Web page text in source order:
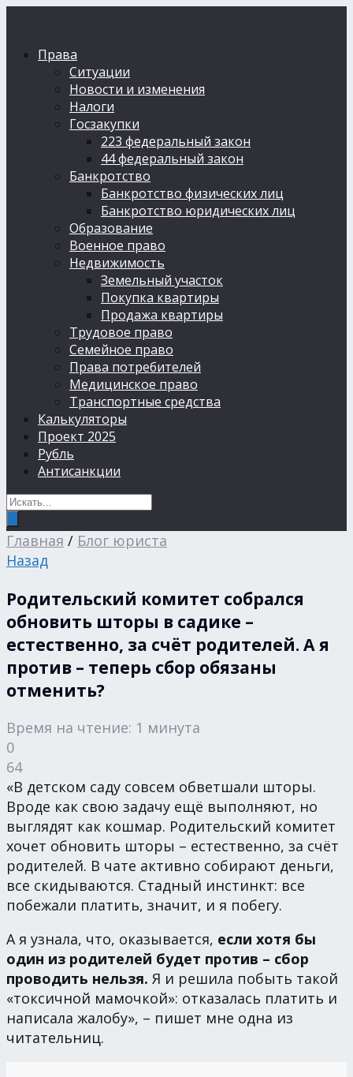
Права
Ситуации
Новости и изменения
Налоги
Госзакупки
223 федеральный закон
44 федеральный закон
Банкротство
Банкротство физических лиц
Банкротство юридических лиц
Образование
Военное право
Недвижимость
Земельный участок
Покупка квартиры
Продажа квартиры
Трудовое право
Семейное право
Права потребителей
Медицинское право
Транспортные средства
Калькуляторы
Проект 2025
Рубль
Антисанкции
Главная / Блог юриста
Назад
Родительский комитет собрался
обновить шторы в садике –
естественно, за счёт родителей. А я
против – теперь сбор обязаны
отменить?
Время на чтение: 1 минута
0
64
«В детском саду совсем обветшали шторы.
Вроде как свою задачу ещё выполняют, но
выглядят как кошмар. Родительский комитет
хочет обновить шторы – естественно, за счёт
родителей. В чате активно собирают деньги,
все скидываются. Стадный инстинкт: все
побежали платить, значит, и я побегу.
А я узнала, что, оказывается, если хотя бы
один из родителей будет против – сбор
проводить нельзя. Я и решила побыть такой
«токсичной мамочкой»: отказалась платить и
написала жалобу», – пишет мне одна из
читательниц.